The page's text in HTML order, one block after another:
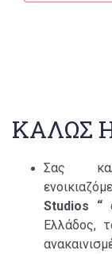
ΚΑΛΩΣ
Σας
Studios “
Ελλάδος,